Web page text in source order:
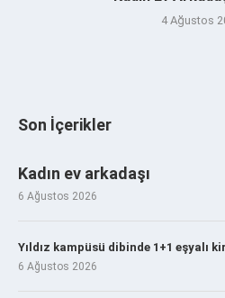
4 Ağustos
Son İçerikler
Kadın ev arkadaşı
6 Ağustos 2026
Yıldız kampüsü dibinde 1+1 eşyalı
6 Ağustos 2026